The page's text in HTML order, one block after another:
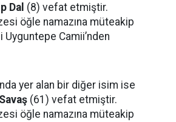
Dal (8) vefat etmiştir.
öğle namazına müteakip
Camii’nden
yer alan bir diğer isim ise
(61) vefat etmiştir.
öğle namazına müteakip